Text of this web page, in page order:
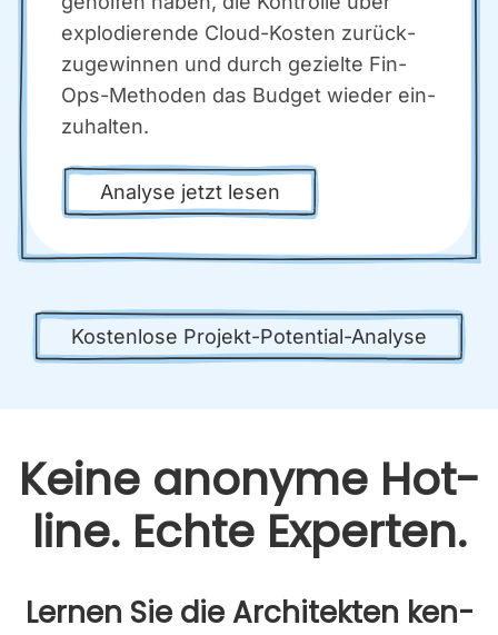
explo­die­ren­de Cloud-Kos­ten zurück­
zu­ge­win­nen und durch geziel­te Fin­
Ops-Metho­den das Bud­get wie­der ein­
zu­hal­ten.
Ana­ly­se jetzt lesen
Kos­ten­lo­se Pro­jekt-Poten­ti­al-Ana­ly­se
Kei­ne anony­me Hot­
line. Ech­te Exper­ten.
Ler­nen Sie die Archi­tek­ten ken­